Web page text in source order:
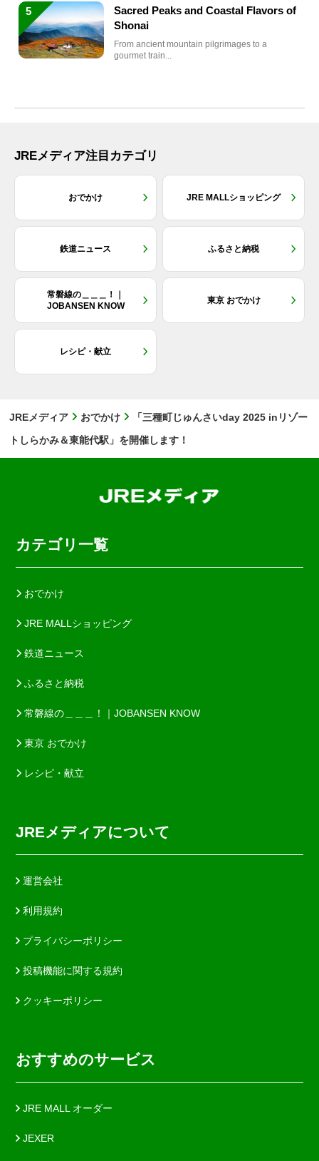
5
Sacred Peaks and Coastal Flavors of
Shonai
From ancient mountain pilgrimages to a
gourmet train...
JREメディア注目カテゴリ
おでかけ JRE MALLショッピング
鉄道ニュース ふるさと納税
常磐線の＿＿＿！｜
JOBANSEN KNOW
東京 おでかけ
レシピ・献立
JREメディア おでかけ
「三種町じゅんさいday 2025 inリゾー
トしらかみ＆東能代駅」を開催します！
カテゴリ一覧
おでかけ
JRE MALLショッピング
鉄道ニュース
ふるさと納税
常磐線の＿＿＿！｜JOBANSEN KNOW
東京 おでかけ
レシピ・献立
JREメディアについて
運営会社
利用規約
プライバシーポリシー
投稿機能に関する規約
クッキーポリシー
おすすめのサービス
JRE MALL オーダー
JEXER